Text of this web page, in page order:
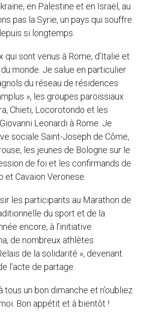
en Palestine et en Israël, au
pas la Syrie, un pays qui souffre
si longtemps.
qui sont venus à Rome, d’Italie et
monde. Je salue en particulier
du réseau de résidences
», les groupes paroissiaux
Chieti, Locorotondo et les
Leonardi à Rome. Je
sociale Saint-Joseph de Côme,
les jeunes de Bologne sur le
de foi et les confirmands de
et Cavaion Veronese.
les participants au Marathon de
du sport et de la
encore, à l’initiative
de nombreux athlètes
de la solidarité », devenant
l’acte de partage.
tous un bon dimanche et n’oubliez
Bon appétit et à bientôt !